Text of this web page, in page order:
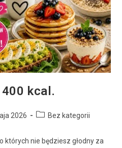
kcal.
2026 Bez kategorii
nie będziesz głodny za